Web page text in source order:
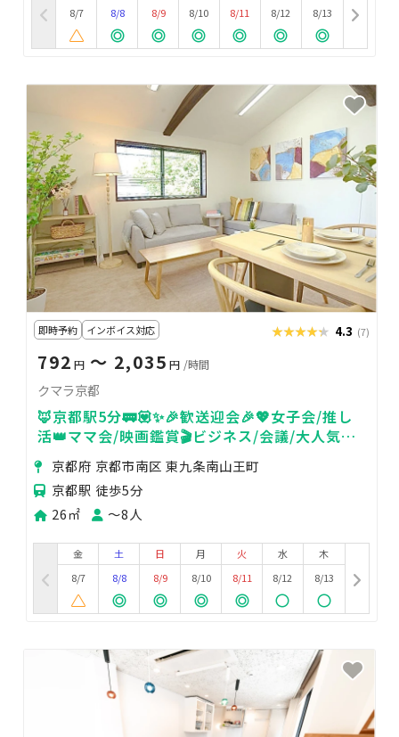
8/7 8/8 8/9 8/10 8/11 8/12 8/13
即時予約 インボイス対応 ★★★★★
★★★★★ 4.3 (7)
792 円〜 2,035 円 /時間
クマラ京都
🦊京都駅5分🚃💟✨🎉歓送迎会🎉💖女子会/推し
活👑ママ会/映画鑑賞🎬ビジネス/会議/大人気ゲ
ーム機🎮Fire TV🎊
京都府 京都市南区 東九条南山王町
京都駅 徒歩5分
26㎡
〜8人
金
8/7
土
8/8
日
8/9
月
8/10
火
8/11
水
8/12
木
8/13